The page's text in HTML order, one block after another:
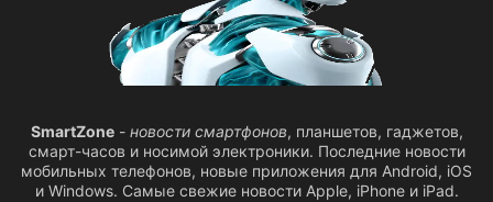
SmartZone- новости смартфонов, планшетов, гаджетов,
смарт-часов и носимой электроники. Последние новости
мобильных телефонов, новые приложения для Android, iOS
и Windows. Самые свежие новости Apple, iPhone и iPad.